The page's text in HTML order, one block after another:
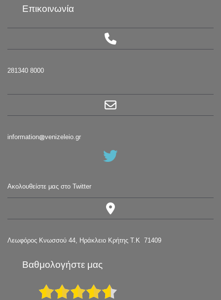
Επικοινωνία
281340 8000
information venizeleio.gr
Ακολουθείστε μας στο Twitter
Λεωφόρος Κνωσσού 44, Ηράκλειο Κρήτης Τ.Κ 71409
Βαθμολογήστε μας